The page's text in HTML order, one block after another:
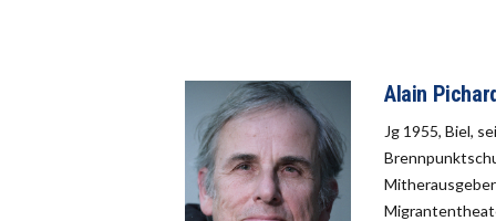
Alain
Jg 1955, Biel,
Mitherausgeber